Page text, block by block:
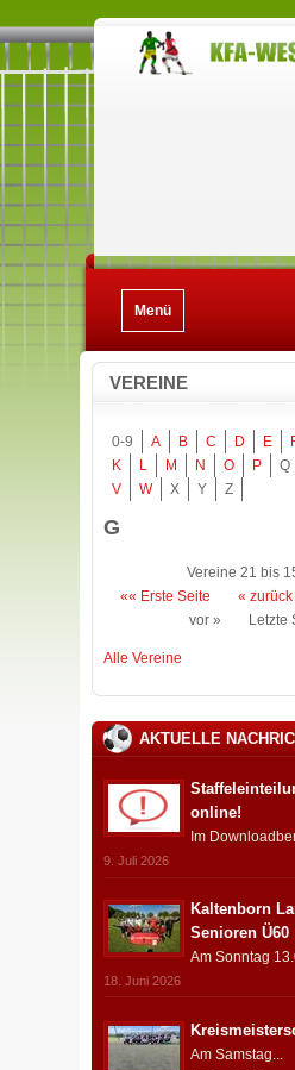
Menü
VEREINE
0-9 A B C D E
K
L M N O P Q
V
W X Y Z
G
Vereine 21 bis
«« Erste Seite
« zurück
vor »
Letzte
Alle Vereine
AKTUELLE
online!
Im
9. Juli 2026
Kaltenborn
Senioren Ü60
Am Sonntag
18. Juni 2026
Am Samstag...